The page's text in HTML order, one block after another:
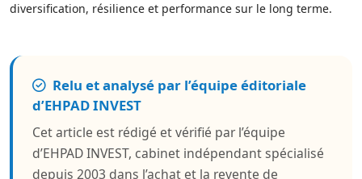
diversification, résilience et performance sur le long terme.
Relu et analysé par l’équipe éditoriale
d’EHPAD INVEST
Cet article est rédigé et vérifié par l’équipe
d’EHPAD INVEST, cabinet indépendant spécialisé
depuis 2003 dans l’achat et la revente de